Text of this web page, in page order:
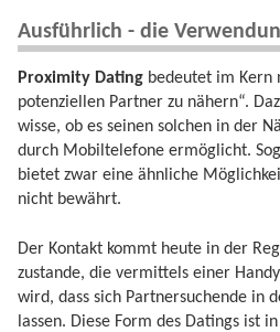
Ausführlich - die
Proximity Dating bedeutet im Kern
potenziellen Partner zu nähern“.
wisse, ob es seinen solchen in der
durch Mobiltelefone ermöglicht.
bietet zwar eine ähnliche
nicht bewährt.
Der Kontakt kommt heute in der
zustande, die vermittels einer
wird, dass sich Partnersuchende in
lassen. Diese Form des Datings ist